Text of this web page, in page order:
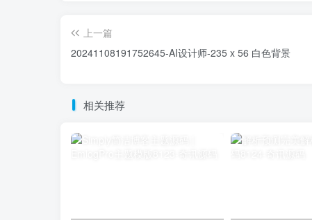
上一篇
20241108191752645-AI设计师-235 x 56 白色背景
相关推荐